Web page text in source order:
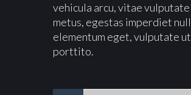
vehicula arcu, vitae
metus, egestas imperdiet
elementum eget, vulputate
porttito.